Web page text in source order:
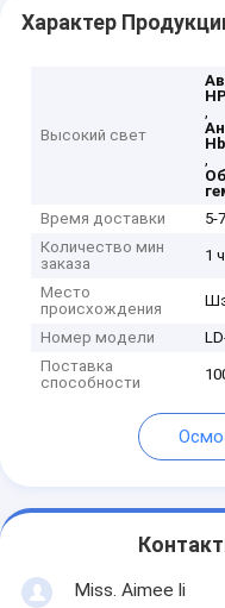
Характер
Высокий свет
,
,
Время доставки
5-
Количество мин
заказа
1
Место
происхождения
Номер модели
Поставка
способности
Miss. Aimee li